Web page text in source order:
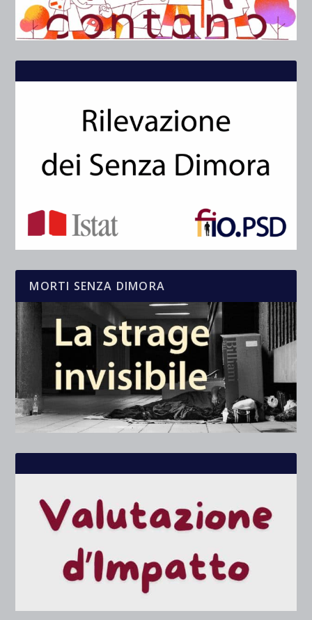
MORTI SENZA DIMORA